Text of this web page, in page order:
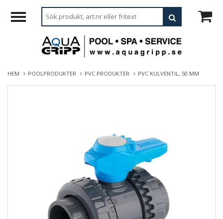
HEM POOLPRODUKTER PVC PRODUKTER PVC KULVENTIL, 50 MM